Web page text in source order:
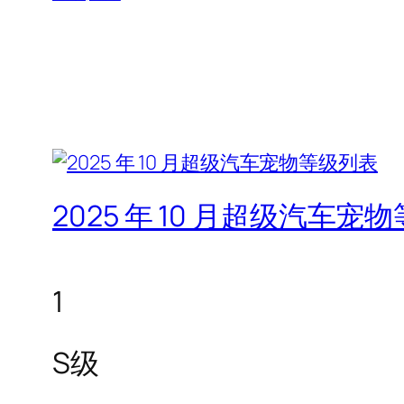
2025 年 10 月超级汽车宠
1
S级